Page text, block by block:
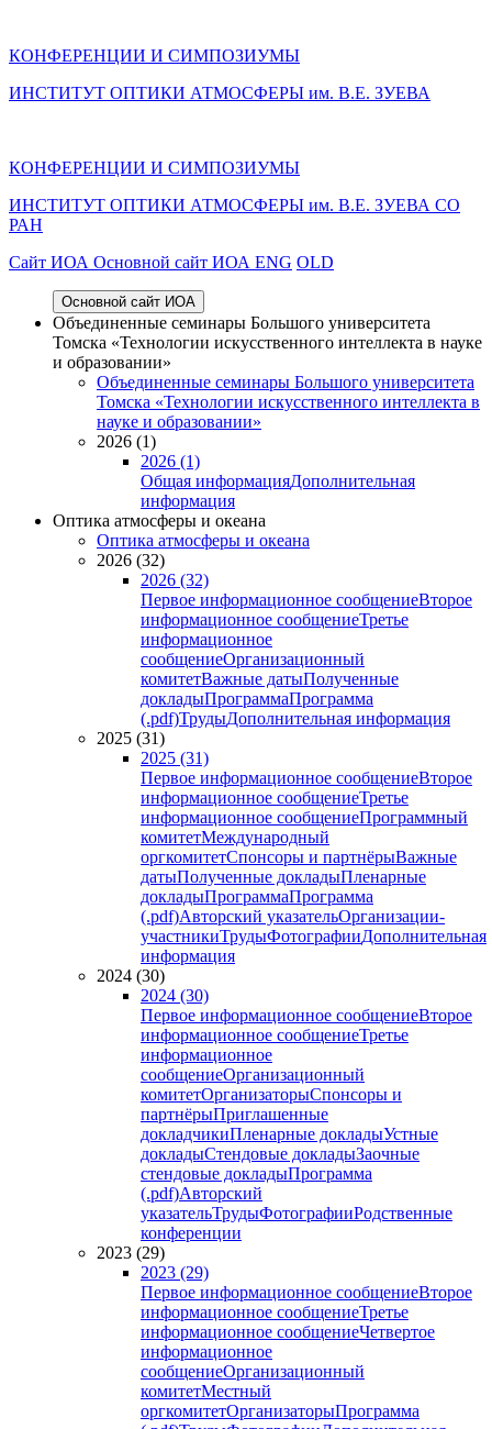
КОНФЕРЕНЦИИ И СИМПОЗИУМЫ
ИНСТИТУТ ОПТИКИ АТМОСФЕРЫ им. В.Е. ЗУЕВА
КОНФЕРЕНЦИИ И СИМПОЗИУМЫ
ИНСТИТУТ ОПТИКИ АТМОСФЕРЫ им. В.Е. ЗУЕВА СО
РАН
Cайт ИОА Основной сайт ИОА ENG OLD
Основной сайт ИОА
Объединенные семинары Большого университета
Томска «Технологии искусственного интеллекта в науке
и образовании»
Объединенные семинары Большого университета
Томска «Технологии искусственного интеллекта в
науке и образовании»
2026 (1)
2026 (1)
Общая информацияДополнительная
информация
Оптика атмосферы и океана
Оптика атмосферы и океана
2026 (32)
2026 (32)
Первое информационное сообщениеВторое
информационное сообщениеТретье
информационное
сообщениеОрганизационный
комитетВажные датыПолученные
докладыПрограммаПрограмма
(.pdf)ТрудыДополнительная информация
2025 (31)
2025 (31)
Первое информационное сообщениеВторое
информационное сообщениеТретье
информационное сообщениеПрограммный
комитетМеждународный
оргкомитетСпонсоры и партнёрыВажные
датыПолученные докладыПленарные
докладыПрограммаПрограмма
(.pdf)Авторский указательОрганизации-
участникиТрудыФотографииДополнительная
информация
2024 (30)
2024 (30)
Первое информационное сообщениеВторое
информационное сообщениеТретье
информационное
сообщениеОрганизационный
комитетОрганизаторыСпонсоры и
партнёрыПриглашенные
докладчикиПленарные докладыУстные
докладыСтендовые докладыЗаочные
стендовые докладыПрограмма
(.pdf)Авторский
указательТрудыФотографииРодственные
конференции
2023 (29)
2023 (29)
Первое информационное сообщениеВторое
информационное сообщениеТретье
информационное сообщениеЧетвертое
информационное
сообщениеОрганизационный
комитетМестный
оргкомитетОрганизаторыПрограмма